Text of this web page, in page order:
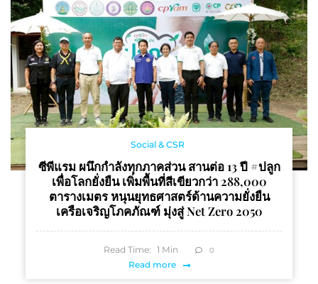
Social & CSR
ซีพีแรม ผนึกกำลังทุกภาคส่วน สานต่อ 13 ปี #ปลูก
เพื่อโลกยั่งยืน เพิ่มพื้นที่สีเขียวกว่า 288,000
ตารางเมตร หนุนยุทธศาสตร์ด้านความยั่งยืน
เครือเจริญโภคภัณฑ์ มุ่งสู่ Net Zero 2050
Read Time: 1 Min 0
Read more